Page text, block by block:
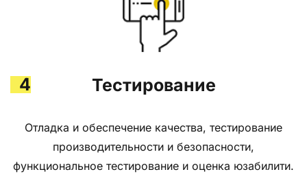
4 Тестирование
Отладка и обеспечение качества, тестирование
производительности и безопасности,
функциональное тестирование и оценка юзабилити.